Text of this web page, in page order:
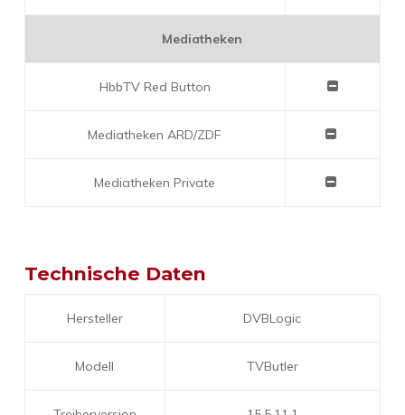
Mediatheken
HbbTV Red Button
Mediatheken ARD/ZDF
Mediatheken Private
Technische Daten
Hersteller DVBLogic
Modell TVButler